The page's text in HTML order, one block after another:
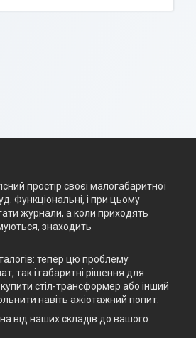
простір своєї малогабаритної
Функціональні, і при цьому
журнали, а коли приходять
знаходить
тепер цю проблему
так і габаритні рішення для
стіл-трансформер або інший
навіть ажіотажний попит.
від наших складів до вашого